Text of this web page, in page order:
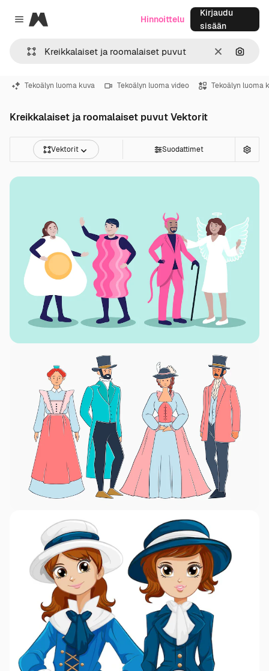
Close menu
Magnific
SelkeäHae
Hinnoittelu
Kirjaudu
sisään
Tekoälyn luoma kuva Tekoälyn luoma video Tekoälyn luoma
Kreikkalaiset ja roomalaiset puvut Vektorit
Vektorit Suodattimet